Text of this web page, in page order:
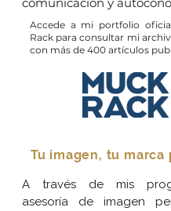
Accede a mi portfolio
Rack para consultar mi
con más de 400 artículos
Tu imagen, tu marca
A través de mis
asesoría de imagen